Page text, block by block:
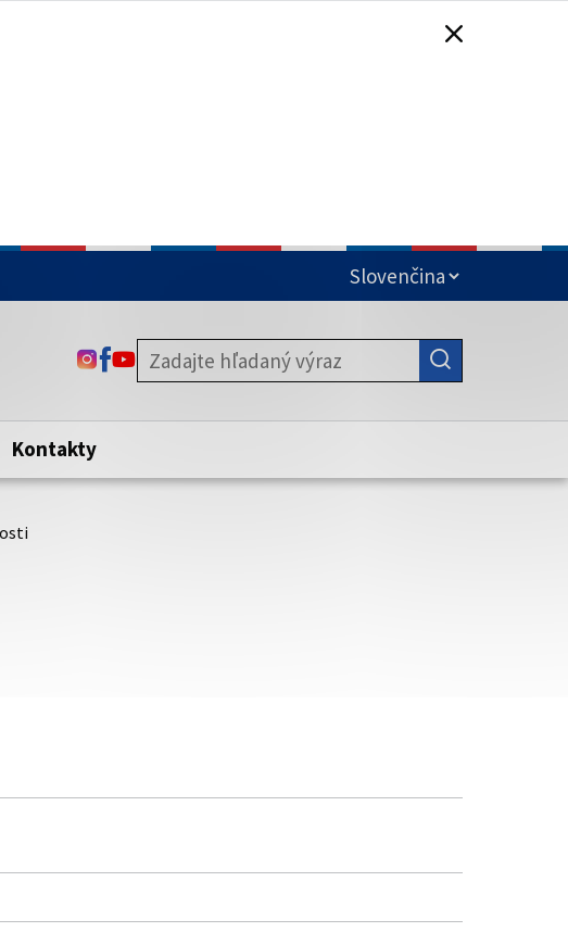
stránku. Zabezpečená stránka vždy začína
domény webového sídla.
ODKAZ SA OTVORÍ NA NOVEJ KARTE
ODKAZ SA OTVORÍ NA NOVEJ KARTE
ODKAZ SA OTVORÍ NA NOVEJ KARTE
Kontakty